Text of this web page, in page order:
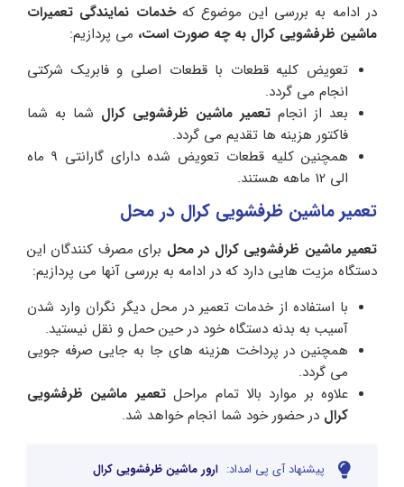
در ادامه به بررسی این موضوع کهخدمات نمایندگی تعمیرات
ماشین ظرفشویی کرال به چه صورت است، می پردازیم:
تعویض کلیه قطعات با قطعات اصلی و فابریک شرکتی
انجام می گردد.
بعد از انجام تعمیر ماشین ظرفشویی کرال شما به شما
فاکتور هزینه ها تقدیم می گردد.
همچنین کلیه قطعات تعویض شده دارای گارانتی 9 ماه
الی 12 ماهه هستند.
تعمیر ماشین ظرفشویی کرال در محل
تعمیر ماشین ظرفشویی کرال در محل برای مصرف کنندگان این
دستگاه مزیت هایی دارد که در ادامه به بررسی آنها می پردازیم:
با استفاده از خدمات تعمیر در محل دیگر نگران وارد شدن
آسیب به بدنه دستگاه خود در حین حمل و نقل نیستید.
همچنین در پرداخت هزینه های جا به جایی صرفه جویی
می گردد.
علاوه بر موارد بالا تمام مراحلتعمیر ماشین ظرفشویی
کرال در حضور خود شما انجام خواهد شد.
پیشنهاد آی پی امداد: ارور ماشین ظرفشویی کرال